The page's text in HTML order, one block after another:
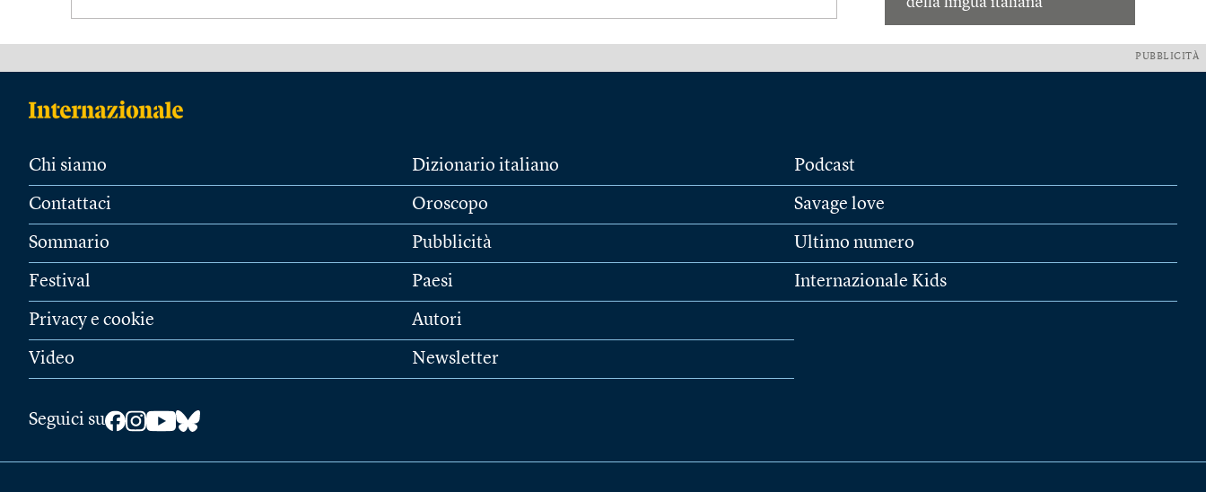
PUBBLICITÀ
Chi siamo
Contattaci
Sommario
Festival
Privacy e cookie
Video
Dizionario italiano
Oroscopo
Pubblicità
Paesi
Autori
Newsletter
Podcast
Savage love
Ultimo numero
Internazionale Kids
Seguici su